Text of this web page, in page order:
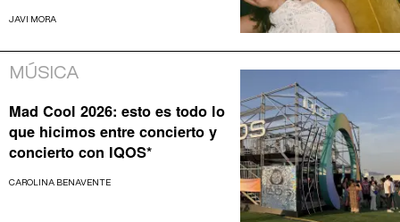
JAVI MORA
MÚSICA
Mad Cool 2026: esto es todo lo
que hicimos entre concierto y
concierto con IQOS*
CAROLINA BENAVENTE